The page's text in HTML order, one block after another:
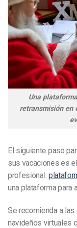
Una
retransmisión en
El siguiente paso
sus vacaciones es
profesional.
una plataforma para
Se recomienda a
navideños virtuales